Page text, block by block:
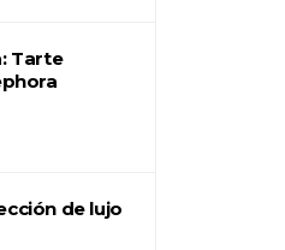
Tarte
de lujo